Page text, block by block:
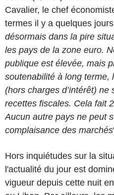
Cavalier, le chef
termes il y a quelques
désormais dans la pire
les pays de la zone euro.
publique est élevée, mais
soutenabilité à long terme,
(hors charges d’intérêt)
recettes fiscales. Cela fait
Aucun autre pays ne peut
complaisance des marchés
Hors inquiétudes sur la
l'actualité du jour est
vigueur depuis cette nuit